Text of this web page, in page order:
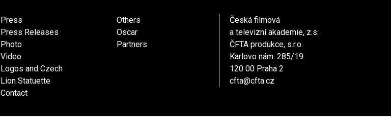
Press
Press Releases
Photo
Video
Logos and Czech
Lion Statuette
Contact
Others
Oscar
Partners
Česká filmová
a televizní akademie, z.s.
ČFTA produkce, s.r.o.
Karlovo nám. 285/19
120 00 Praha 2
cfta@cfta.cz